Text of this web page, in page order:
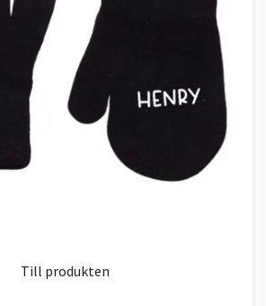
Till produkten